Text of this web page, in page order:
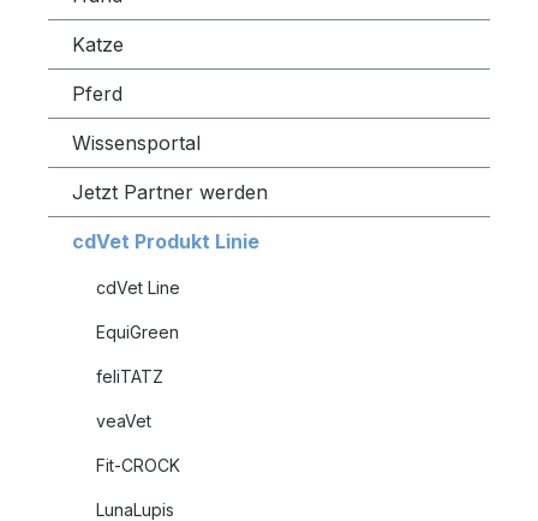
Katze
Pferd
Wissensportal
Jetzt Partner werden
cdVet Produkt Linie
cdVet Line
EquiGreen
feliTATZ
veaVet
Fit-CROCK
LunaLupis